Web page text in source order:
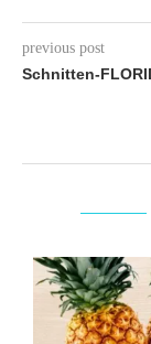
previous post
Schnitten-